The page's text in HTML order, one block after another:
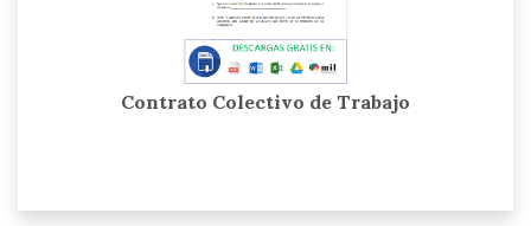
Contrato Colectivo de Trabajo